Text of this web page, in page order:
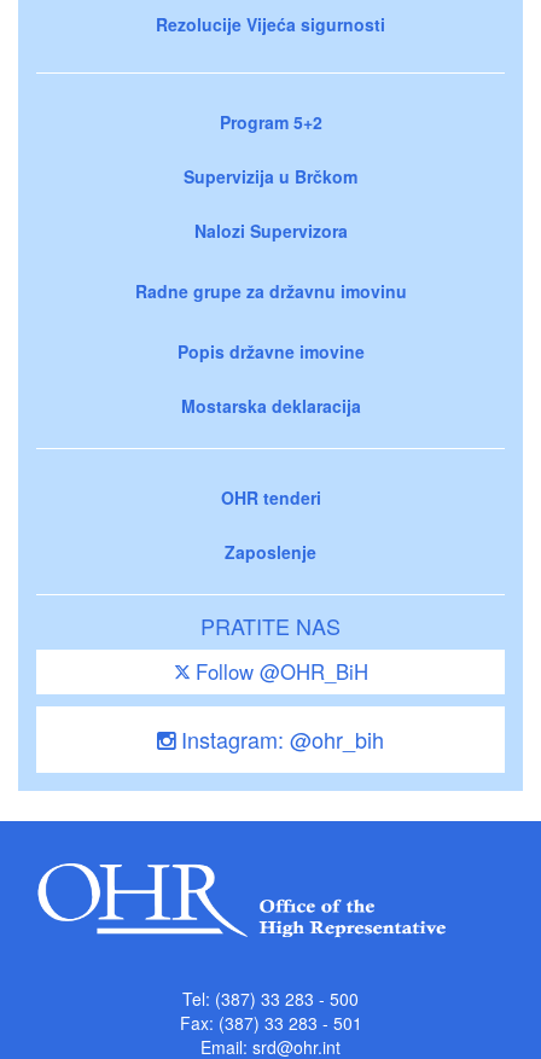
Rezolucije Vijeća sigurnosti
Program 5+2
Supervizija u Brčkom
Nalozi Supervizora
Radne grupe za državnu imovinu
Popis državne imovine
Mostarska deklaracija
OHR tenderi
Zaposlenje
PRATITE NAS
Follow @OHR_BiH
Instagram: @ohr_bih
Tel: (387) 33 283 - 500
Fax: (387) 33 283 - 501
Email: srd@ohr.int